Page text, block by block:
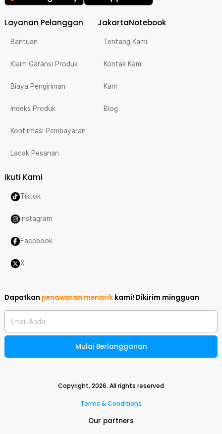
Layanan Pelanggan
Bantuan
Klaim Garansi Produk
Biaya Pengiriman
Indeks Produk
Konfirmasi Pembayaran
Lacak Pesanan
JakartaNotebook
Tentang Kami
Kontak Kami
Karir
Blog
Ikuti Kami
Tiktok
Instagram
Facebook
X
Dapatkan penawaran menarik kami! Dikirim mingguan
Email Anda
Mulai Berlangganan
Copyright,2026. All rights reserved
Terms & Conditions
Our partners